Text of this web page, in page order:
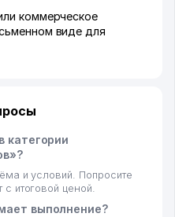
коммерческое
виде для
категории
и условий. Попросите
с итоговой ценой.
выполнение?